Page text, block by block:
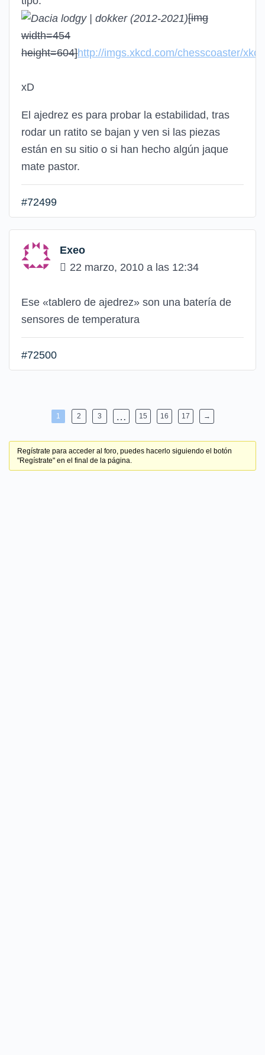
[img
width=454
height=604]http://imgs.xkcd.com/chesscoaster/
xD
El ajedrez es para probar la estabilidad, tras
rodar un ratito se bajan y ven si las piezas
están en su sitio o si han hecho algún jaque
mate pastor.
#72499
Exeo
22 marzo, 2010 a las 12:34
Ese «tablero de ajedrez» son una batería de
sensores de temperatura
#72500
1 2 3 … 15 16 17 →
Regístrate para acceder al foro, puedes hacerlo siguiendo el botón
"Regístrate" en el final de la página.